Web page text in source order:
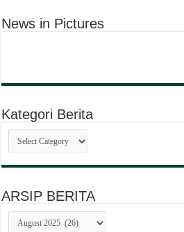
News in Pictures
Kategori Berita
Kategori
Berita
ARSIP BERITA
ARSIP
BERITA